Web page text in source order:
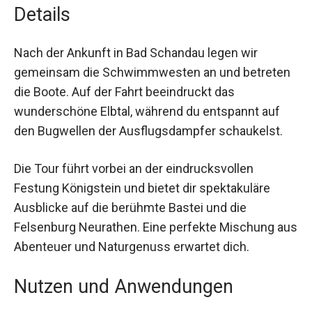
Details
Nach der Ankunft in Bad Schandau legen wir
gemeinsam die Schwimmwesten an und betreten
die Boote. Auf der Fahrt beeindruckt das
wunderschöne Elbtal, während du entspannt auf
den Bugwellen der Ausflugsdampfer schaukelst.
Die Tour führt vorbei an der eindrucksvollen
Festung Königstein und bietet dir spektakuläre
Ausblicke auf die berühmte Bastei und die
Felsenburg Neurathen. Eine perfekte Mischung aus
Abenteuer und Naturgenuss erwartet dich.
Nutzen und Anwendungen